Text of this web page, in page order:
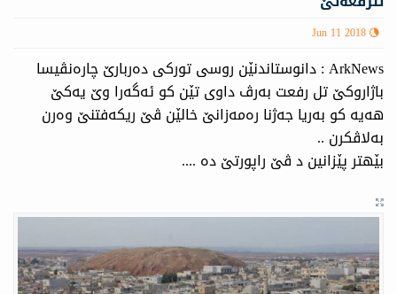
Jun 11 2018
ArkNews : دانوستاندنێن روسی توركی ده‌ربارێ چاره‌نڤیسا
باژاروكێ تل رفعت به‌رڤ داوی تێن كو ئه‌گه‌را وێ یه‌كێ
هه‌یه‌ كو به‌ریا جه‌ژنا ره‌مه‌زانێ خالێن ڤێ ریكه‌فتنێ وه‌رن
به‌لاڤكرن ..
بێهتر پێزانين د ڤێ راپورتێ ده‌ ....